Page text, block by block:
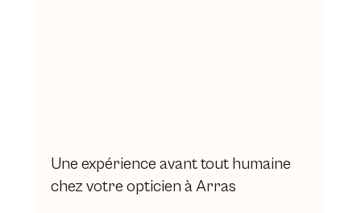
Une expérience avant tout humaine
chez votre opticien à Arras